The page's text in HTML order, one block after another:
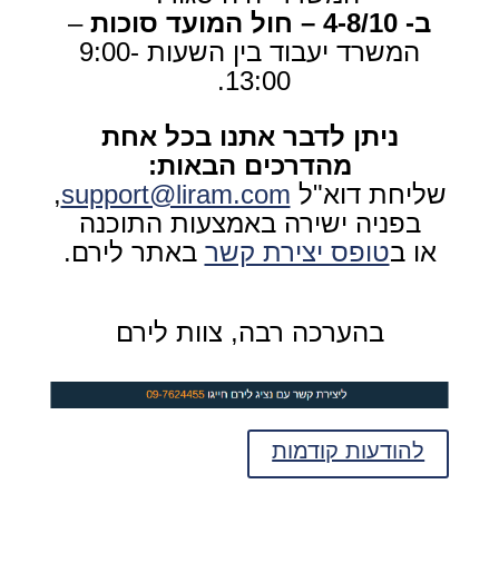
ב- 4-8/10 – חול המועד סוכות
–
המשרד יעבוד בין השעות 9:00-
13:00.
ניתן לדבר אתנו בכל אחת
מהדרכים הבאות:
שליחת דוא"ל support@liram.com
,
בפניה ישירה באמצעות התוכנה
או בטופס יצירת קשר באתר לירם.
בהערכה רבה, צוות לירם
להודעות קודמות